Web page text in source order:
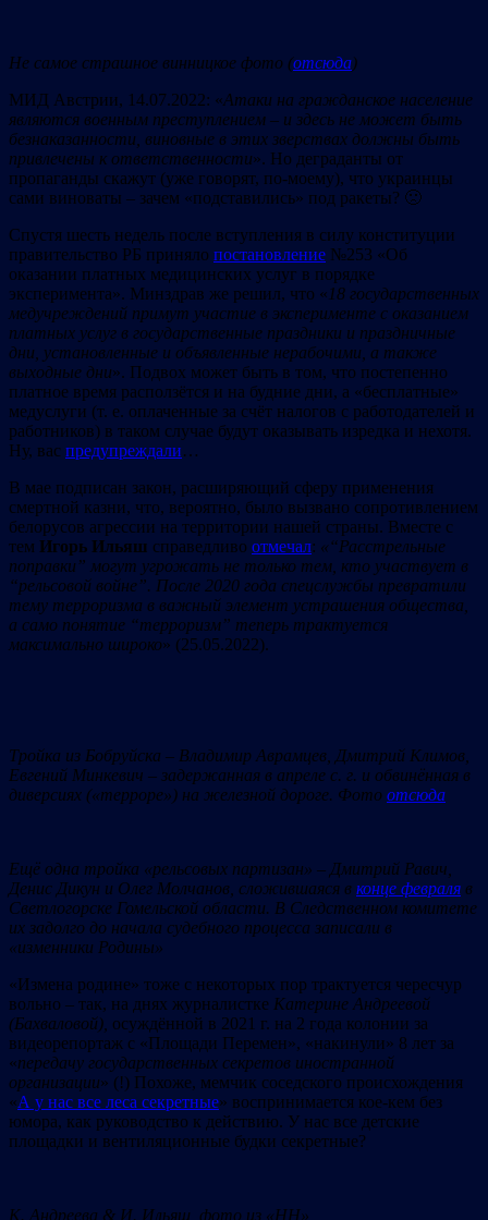
Не самое страшное винницкое фото (отсюда)
МИД Австрии, 14.07.2022: «Атаки на гражданское население
являются военным преступлением – и здесь не может быть
безнаказанности, виновные в этих зверствах должны быть
привлечены к ответственности». Но деграданты от
пропаганды скажут (уже говорят, по-моему), что украинцы
сами виноваты – зачем «подставились» под ракеты? 🙁
Спустя шесть недель после вступления в силу конституции
правительство РБ приняло постановление №253 «Об
оказании платных медицинских услуг в порядке
эксперимента». Минздрав же решил, что « 18 государственных
медучреждений примут участие в эксперименте с оказанием
платных услуг в государственные праздники и праздничные
дни, установленные и объявленные нерабочими, а также
выходные дни». Подвох может быть в том, что постепенно
платное время расползётся и на будние дни, а «бесплатные»
медуслуги (т. е. оплаченные за счёт налогов с работодателей и
работников) в таком случае будут оказывать изредка и нехотя.
Ну, вас предупреждали…
В мае подписан закон, расширяющий сферу применения
смертной казни, что, вероятно, было вызвано сопротивлением
белорусов агрессии на территории нашей страны. Вместе с
тем Игорь Ильяш справедливо отмечал: «“Расстрельные
поправки” могут угрожать не только тем, кто участвует в
“рельсовой войне”. После 2020 года спецслужбы превратили
тему терроризма в важный элемент устрашения общества,
а само понятие “терроризм” теперь трактуется
максимально широко» (25.05.2022).
Тройка из Бобруйска – Владимир Аврамцев, Дмитрий Климов,
Евгений Минкевич – задержанная в апреле с. г. и обвинённая в
диверсиях («терроре») на железной дороге. Фото отсюда
Ещё одна тройка «рельсовых партизан» – Дмитрий Равич,
Денис Дикун и Олег Молчанов, сложившаяся в конце февраля в
Светлогорске Гомельской области. В Следственном комитете
их задолго до начала судебного процесса записали в
«изменники Родины»
«Измена родине» тоже с некоторых пор трактуется чересчур
вольно – так, на днях журналистке Катерине Андреевой
(Бахваловой), осуждённой в 2021 г. на 2 года колонии за
видеорепортаж с «Площади Перемен», «накинули» 8 лет за
«передачу государственных секретов иностранной
организации» (!) Похоже, мемчик соседского происхождения
«А у нас все леса секретные» воспринимается кое-кем без
юмора, как руководство к действию. У нас все детские
площадки и вентиляционные будки секретные?
К. Андреева & И. Ильяш, фото из «НН»